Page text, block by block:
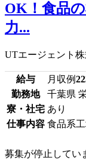
OK！食品
力...
UTエージェント
給与 月収例
勤務地
千葉県
寮・社宅 あり
仕事内容 食品系
募集が停止してい